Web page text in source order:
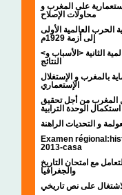
على المغرب و
محاولات الإصلاح
الحرب العالمية الأولى
إلى أزمة 1929م
<الحرب العالمية الثانية <الأسباب و
النتائج
بالمغرب و الإستغلال
الإستعماري
المغرب من أجل تحقيق
استكمال الوحدة الترابية
و التحديات الراهنة
Examen
2013-casa
مع امتحان التاريخ
والجغرافيا
على نص تاريخي